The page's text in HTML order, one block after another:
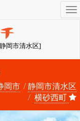
岡市清水区]
岡市
静岡市清水区
横砂西町